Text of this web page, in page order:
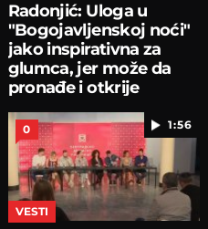
Radonjić: Uloga u
"Bogojavljenskoj noći"
jako inspirativna za
glumca, jer može da
pronađe i otkrije
1:56
0
VESTI